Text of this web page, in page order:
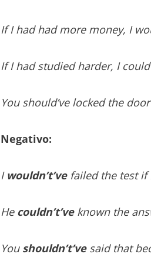
If I had had more money, I
If I had studied harder, I
You should’velocked the
Negativo:
I wouldn’t’ve failed the test
He couldn’t’veknown the
You shouldn’t’vesaid that